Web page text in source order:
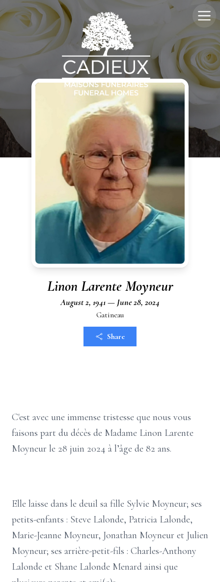
Linon Larente Moyneur
August 2, 1941 — June 28, 2024
Gatineau
Share
C'est avec une immense tristesse que nous vous
faisons part du décès de Madame Linon Larente
Moyneur le 28 juin 2024 à l’âge de 82 ans.
Elle laisse dans le deuil sa fille Sylvie Moyneur; ses
petits-enfants : Steve Lalonde, Patricia Lalonde,
Marie-Jeanne Moyneur, Jonathan Moyneur et Julien
Moyneur; ses arrière-petit-fils : Charles-Anthony
Lalonde et Shane Lalonde Menard ainsi que